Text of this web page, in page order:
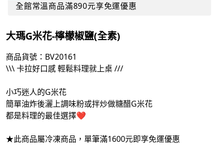
全館常溫商品滿890元享免運優惠
大瑪G米花-檸檬椒鹽(全素)
商品貨號： BV20161
\\\ 卡拉好口感 輕鬆料理就上桌 ///
小巧迷人的G米花
簡單油炸後灑上調味粉或拌炒做糖醋G米花
都是料理的最佳選擇❤
★此商品屬冷凍商品，單筆滿1600元即享免運優惠